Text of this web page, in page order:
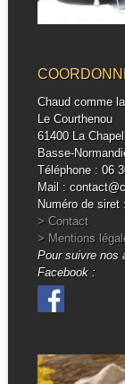
Chaud comme
Le Courthenou
61400 La
Basse-
Téléphone : 06
Mail :
Numéro de siret
> Contact
> Mentions
Pour suivre nos
Facebook :